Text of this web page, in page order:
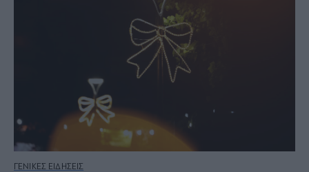
ΓΕΝΙΚΕΣ ΕΙΔΗΣΕΙΣ